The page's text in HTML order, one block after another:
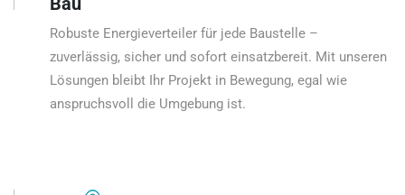
Robuste Energieverteiler für jede Baustelle –
zuverlässig, sicher und sofort einsatzbereit. Mit unseren
Lösungen bleibt Ihr Projekt in Bewegung, egal wie
anspruchsvoll die Umgebung ist.